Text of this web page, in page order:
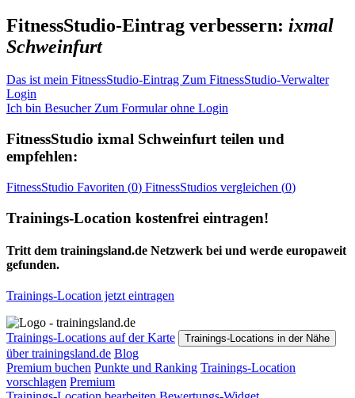
FitnessStudio-Eintrag verbessern: ixmal
Schweinfurt
Das ist mein FitnessStudio-Eintrag Zum FitnessStudio-Verwalter
Login
Ich bin BesucherZum Formular ohne Login
FitnessStudio ixmal Schweinfurt teilen und
empfehlen:
FitnessStudio Favoriten (0) FitnessStudios vergleichen (0)
Trainings-Location kostenfrei eintragen!
Tritt dem trainingsland.de Netzwerk bei und werde europaweit
gefunden.
Trainings-Location jetzt eintragen
Trainings-Locations auf der Karte Trainings-Locations in der Nähe
über trainingsland.de Blog
Premium buchen Punkte und Ranking Trainings-Location
vorschlagen Premium